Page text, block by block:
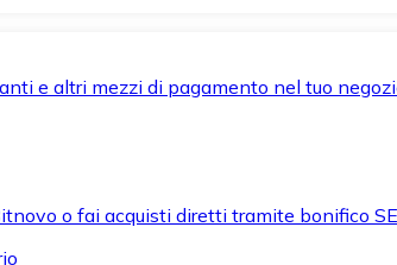
e altri mezzi di pagamento nel tuo
o fai acquisti diretti tramite bonifico